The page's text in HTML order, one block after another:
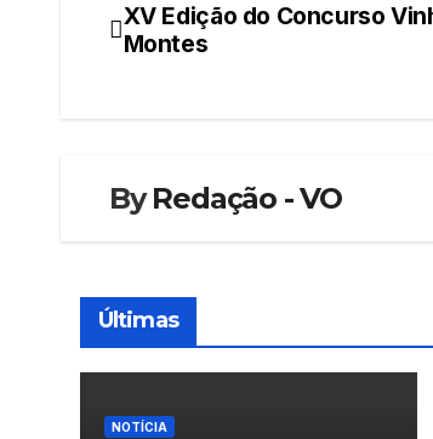
Navegação
XV Edição do Concurso
Montes
ByRedação - VO
Últimas
NOTÍCIA